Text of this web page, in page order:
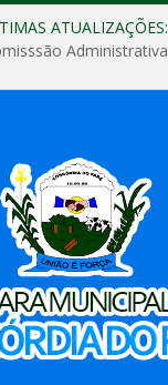
ATUALIZAÇÕES: